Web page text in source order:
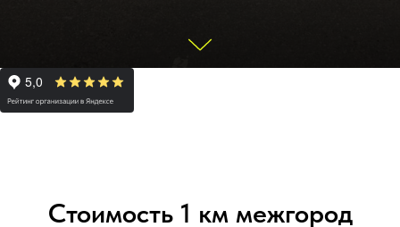
Стоимость 1 км межгород